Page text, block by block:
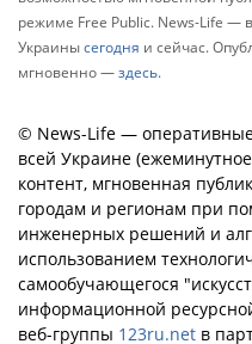
режиме Free Public. News-Life —
Украинысегодня и сейчас.
мгновенно —здесь.
© News-Life —
всей Украине
контент, мгновенная
городам и регионам при
инженерных решений и
использованием
самообучающегося
информационной
веб-группы 123ru.net в